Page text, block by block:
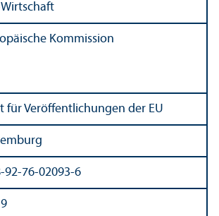
Kommission
für Veröffentlichungen der EU
92-76-02093-6